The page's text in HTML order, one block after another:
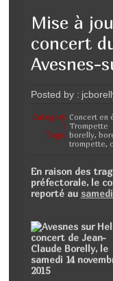
c
e
b
o
k
tt
er
Mise à
concert
Avesnes-
Posted by :
Category
:
Concert en
Trompette
Tags: borelly,
trompette,
En raison des
préfectorale, le
reporté au